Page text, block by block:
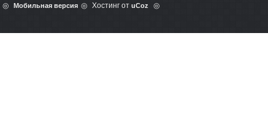
Мобильная версия Хостинг от uCoz